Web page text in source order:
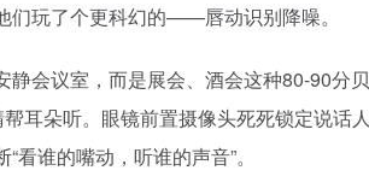
们玩了个更科幻的——唇动识别降噪。
静会议室，而是展会、酒会这种80-90分
帮耳朵听。眼镜前置摄像头死死锁定说
看谁的嘴动，听谁的声音”。